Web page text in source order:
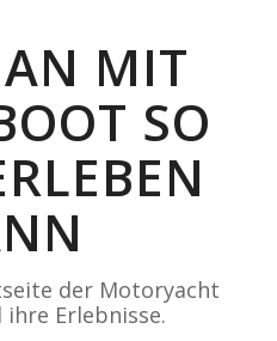
MIT
SO
der Motoryacht
ihre Erlebnisse.